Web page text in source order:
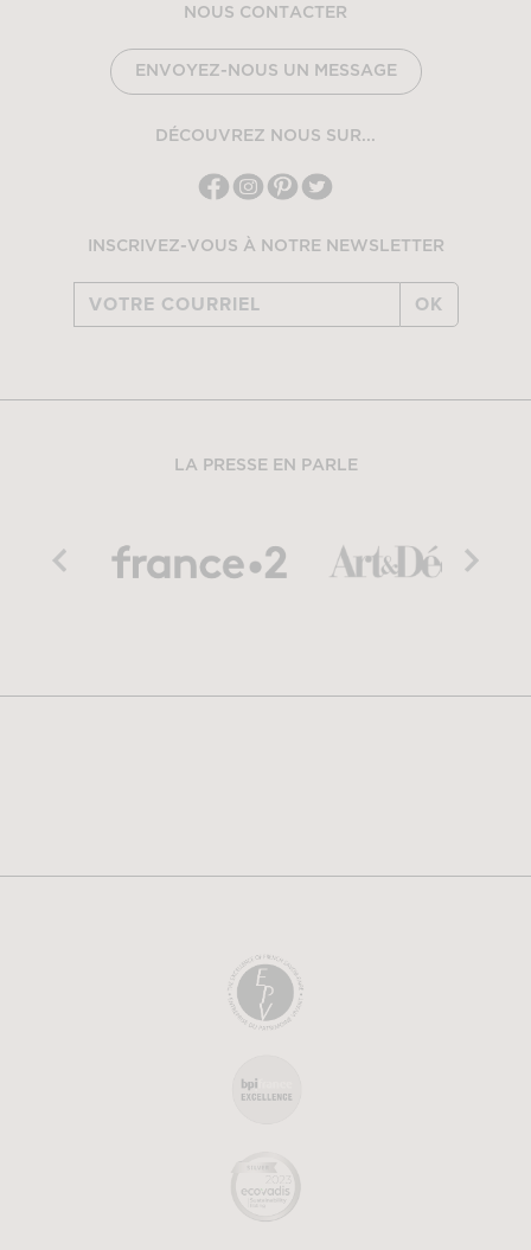
NOUS CONTACTER
ENVOYEZ-NOUS UN MESSAGE
DÉCOUVREZ NOUS SUR...
INSCRIVEZ-VOUS À NOTRE NEWSLETTER
OK
LA PRESSE EN PARLE